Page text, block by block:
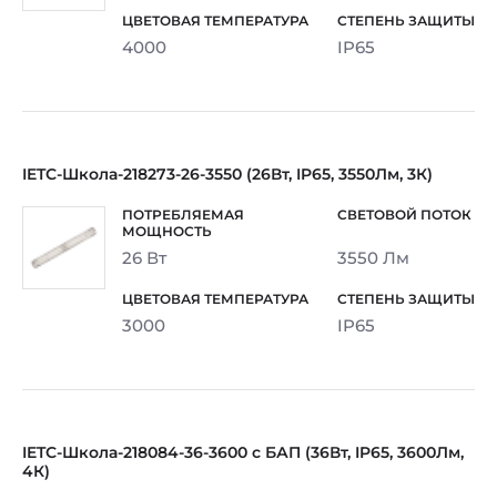
4000 IP65
IETC-Школа-218273-26-3550 (26Вт, IP65, 3550Лм, 3К)
26 Вт 3550 Лм
3000 IP65
IETC-Школа-218084-36-3600 с БАП (36Вт, IP65, 3600Лм,
4К)